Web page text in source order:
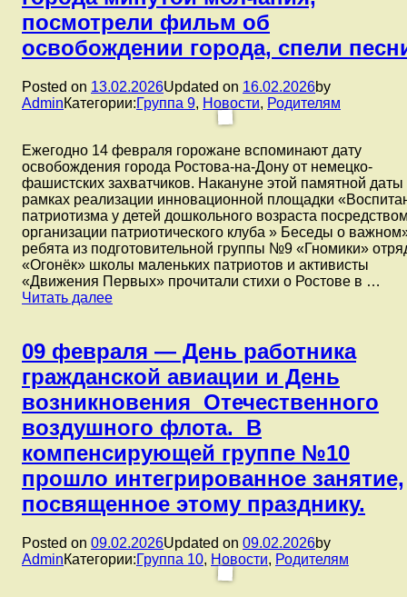
посмотрели фильм об
освобождении города, спели
Posted on 13.02.2026Updated on 16.02.2026by
AdminКатегории:Группа 9, Новости, Родителям
Ежегодно 14 февраля горожане вспоминают дату
освобождения города Ростова-на-Дону от немецко-
фашистских захватчиков. Накануне этой памятной даты
рамках реализации инновационной площадки
патриотизма у детей дошкольного возраста
организации патриотического клуба » Беседы о
ребята из подготовительной группы №9 «Гномики»
«Огонёк» школы маленьких патриотов и активисты
«Движения Первых» прочитали стихи о Ростове в …
Читать далееВ
инновационной
площадки
«Воспитание
патриотизма
у
детей
дошкольного
возраста
посредством
организации
патриотического
»
Беседы
09 февраля — День работника
гражданской авиации и День
возникновения Отечественного
воздушного флота. В
компенсирующей группе №10
прошло интегрированное занятие,
посвященное этому празднику.
Posted on 09.02.2026Updated on 09.02.2026by
AdminКатегории:Группа 10, Новости, Родителям